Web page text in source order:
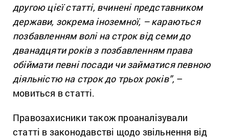
другою цієї статті, вчинені представником
держави, зокрема іноземної, – караються
позбавленням волі на строк від семи до
дванадцяти років з позбавленням права
обіймати певні посади чи займатися певною
діяльністю на строк до трьох років”, –
мовиться в статті.
Правозахисники також проаналізували
статті в законодавстві щодо звільнення від